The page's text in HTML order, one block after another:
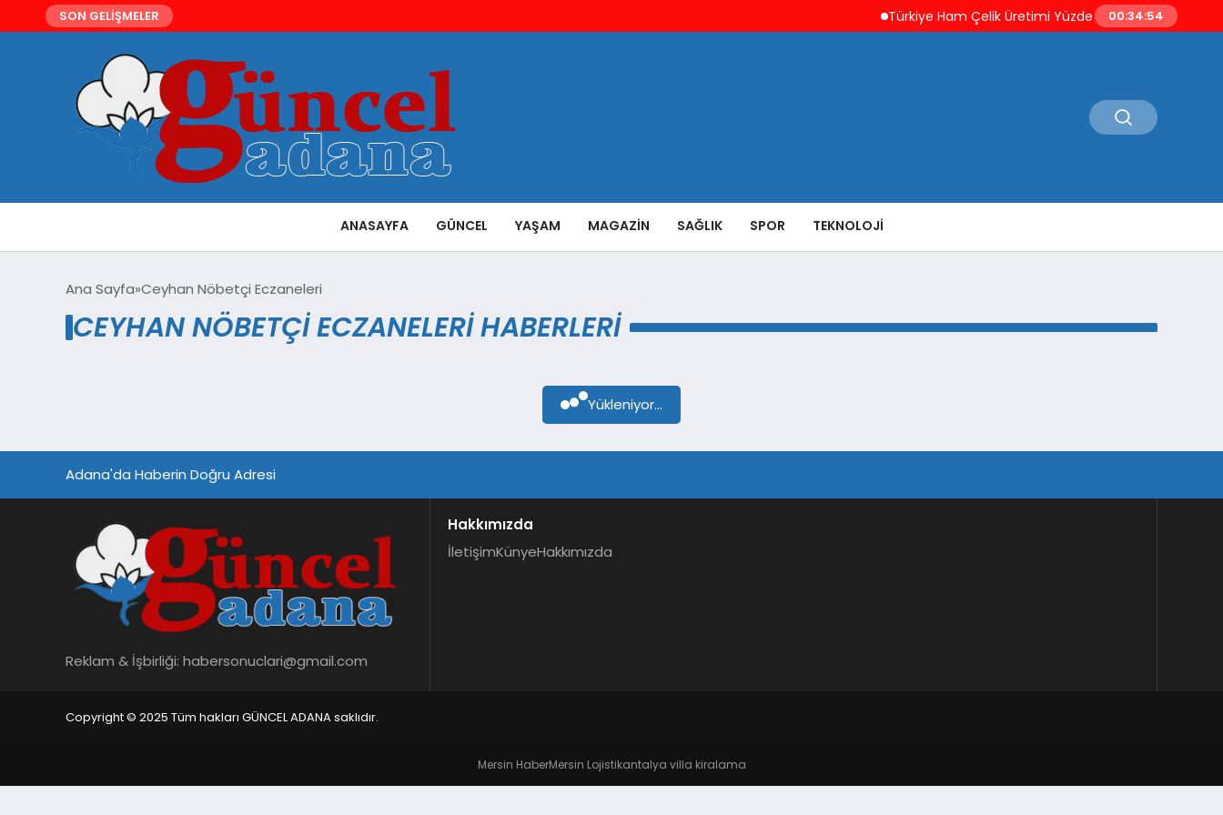
SON GELİŞMELER Türkiye Ham Çelik Üretimi Yüzde 8,1 Artışla 19,8 Milyon
00:34:54
ANASAYFA GÜNCEL YAŞAM MAGAZIN SAĞLIK SPOR TEKNOLOJI
Ana Sayfa Ceyhan Nöbetçi Eczaneleri
CEYHAN NÖBETÇI ECZANELERI HABERLERI
Yükleniyor...
Adana'da Haberin Doğru Adresi
Reklam & İşbirliği: habersonuclari@gmail.com
Hakkımızda
İletişimKünyeHakkımızda
Copyright © 2025 Tüm hakları GÜNCEL ADANA saklıdır.
Mersin HaberMersin Lojistikantalya villa kiralama